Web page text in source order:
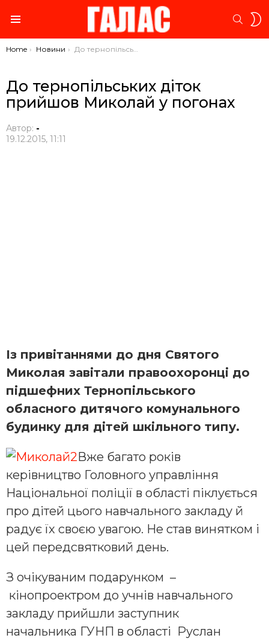
You are here:
Home Новини До тернопільських діток прийшов Миколай у погонах
До тернопільських діток
прийшов Миколай у погонах
Автор: -
19.12.2015, 11:11
Із привітаннями до дня Святого
Миколая завітали правоохоронці до
підшефних Тернопільського
обласного дитячого комунального
будинку для дітей шкільного типу.
Вже багато років
керівництво Головного управління
Національної поліції в області піклується
про дітей цього навчального закладу й
радує їх своєю увагою. Не став винятком і
цей передсвятковий день.
З очікуваним подарунком –
кінопроектром до учнів навчального
закладу прийшли заступник
начальника ГУНП в області Руслан